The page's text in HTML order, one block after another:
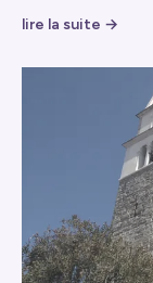
lire la suite →